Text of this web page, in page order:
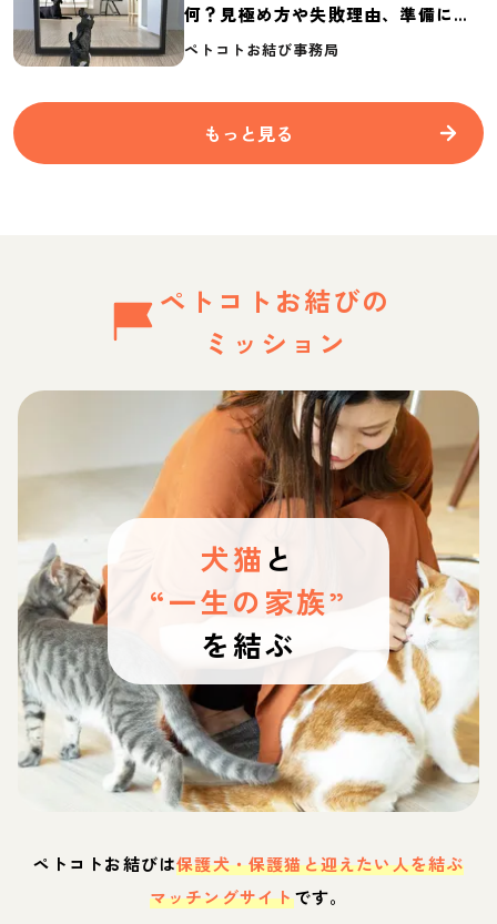
何？見極め方や失敗理由、準備に必
要なものを紹介
ペトコトお結び事務局
もっと見る
ペトコトお結びの
ミッション
犬猫 と
“一生の家族”
を結ぶ
ペトコトお結びは保護犬・保護猫と迎えたい人を結ぶ
マッチングサイトです。